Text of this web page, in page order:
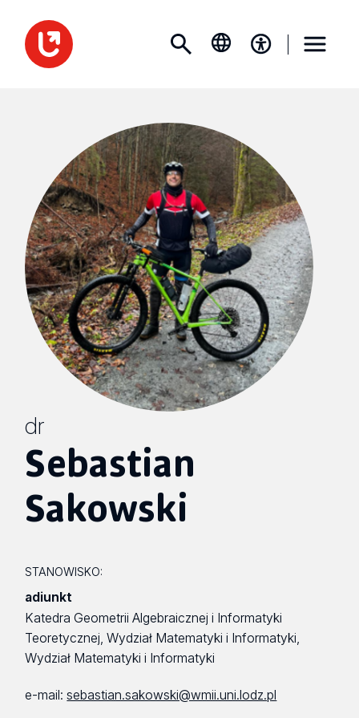
dr
Sebastian
Sakowski
STANOWISKO:
adiunkt
Katedra Geometrii Algebraicznej i Informatyki
Teoretycznej, Wydział Matematyki i Informatyki,
Wydział Matematyki i Informatyki
e-mail:sebastian.sakowski@wmii.uni.lodz.pl